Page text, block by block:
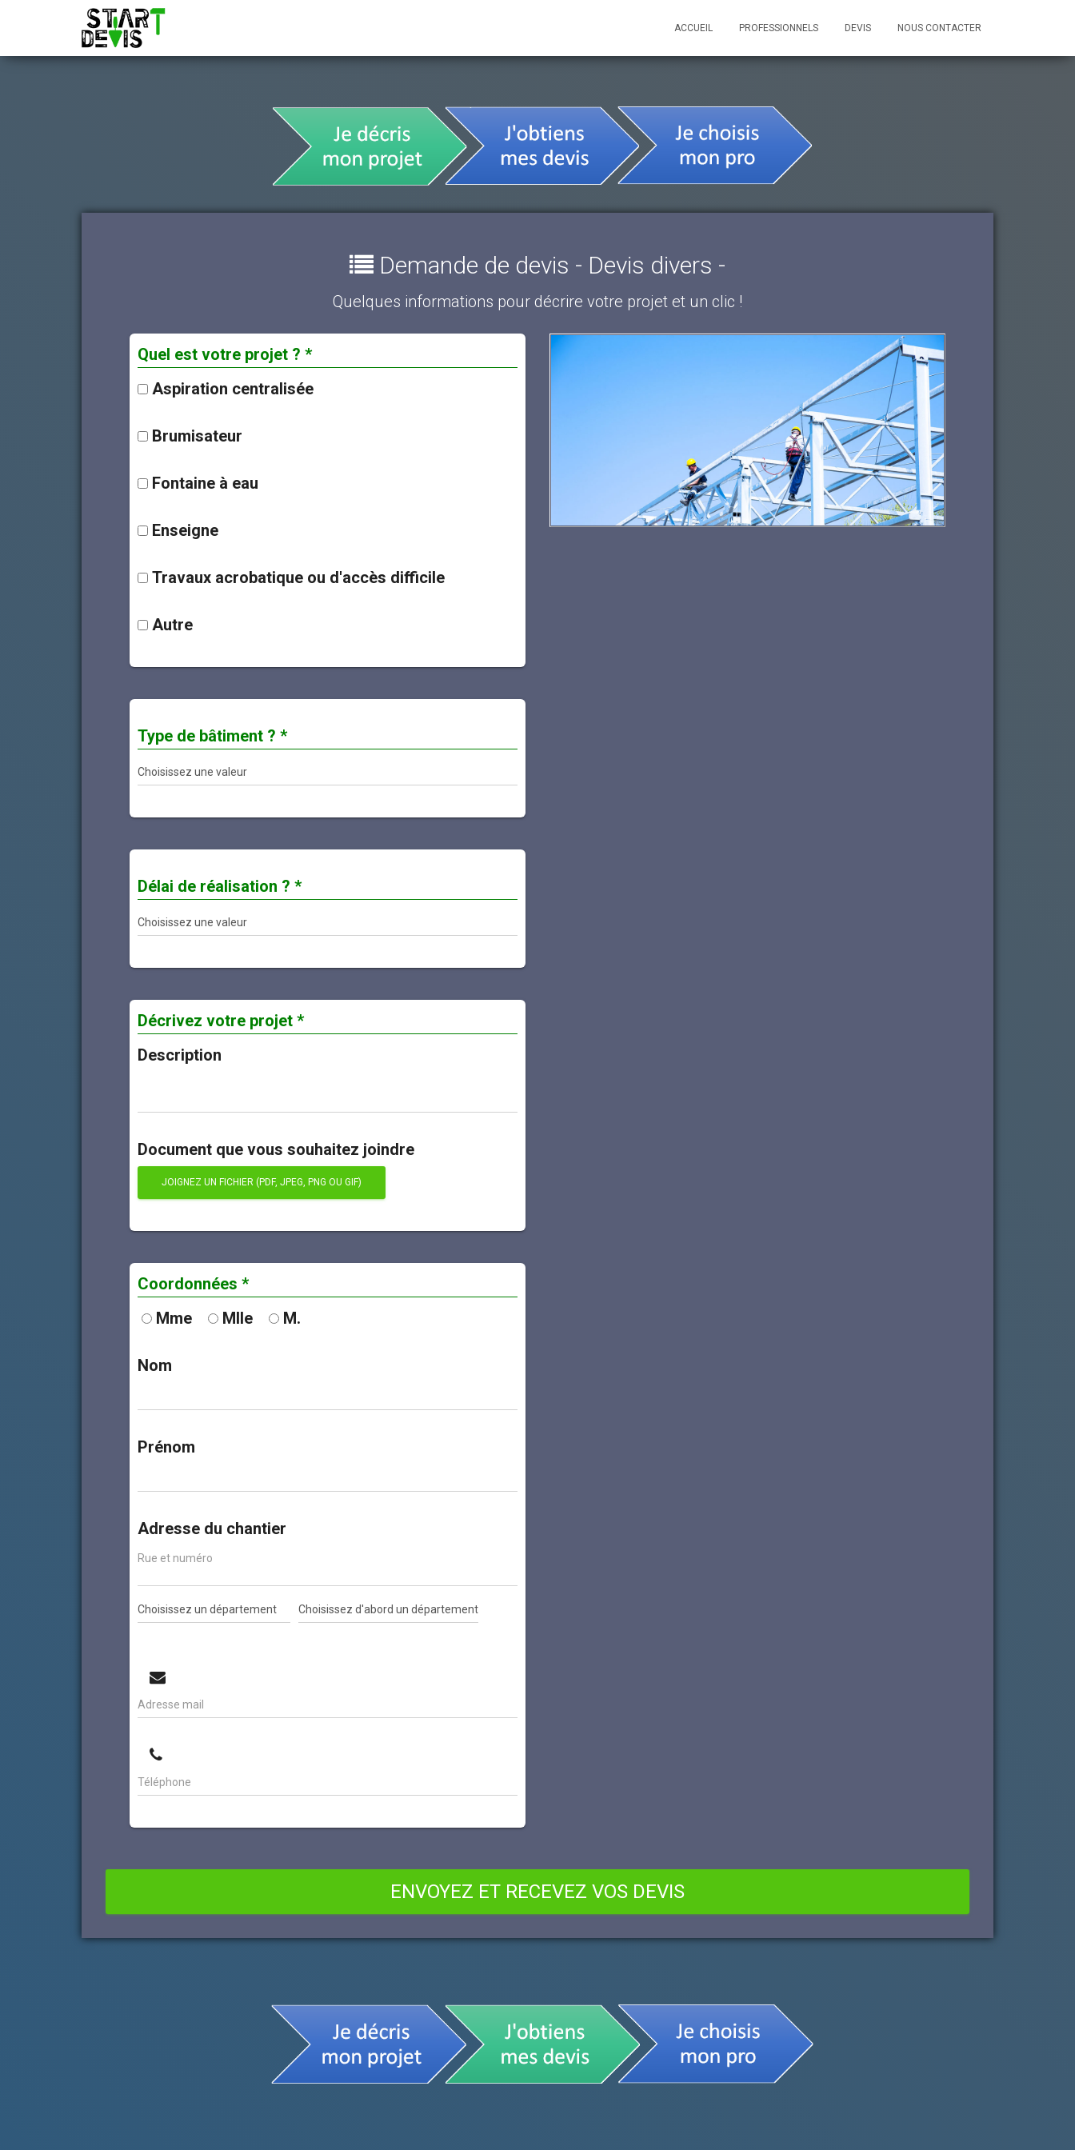
ACCUEIL PROFESSIONNELS DEVIS NOUS CONTACTER
Demande de devis - Devis divers -
Quelques informations pour décrire votre projet et un clic !
Quel est votre projet ? *
Aspiration centralisée
Brumisateur
Fontaine à eau
Enseigne
Travaux acrobatique ou d'accès difficile
Autre
Type de bâtiment ? *
Délai de réalisation ? *
Décrivez votre projet *
Description
Document que vous souhaitez joindre
JOIGNEZ UN FICHIER (PDF, JPEG, PNG OU GIF)
Coordonnées *
Mme
Mlle M.
Nom
Prénom
Adresse du chantier